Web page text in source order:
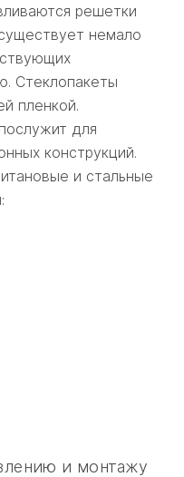
решетки
немало
Стеклопакеты
пленкой.
для
конструкций.
и стальные
и монтажу